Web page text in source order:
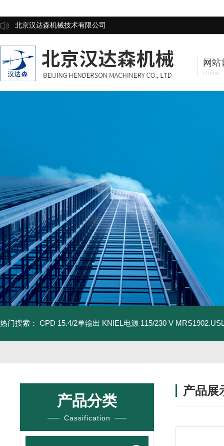
北京汉达森机械技术有限公司
网站
Home
热门搜索： CPD 15.4/2单输出 KNIEL电源 115/230 V
产品分类
Cassification
产品展